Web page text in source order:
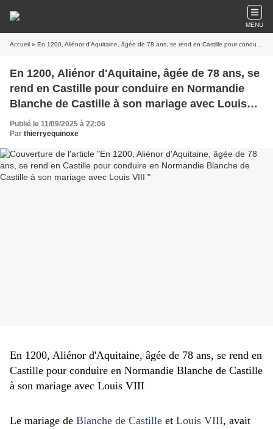
MENU
Accueil » En 1200, Aliénor d'Aquitaine, âgée de 78 ans, se rend en Castille pour conduire en Normandie Blanche de Castille à son mariage avec Louis VIII
En 1200, Aliénor d'Aquitaine, âgée de 78 ans, se
rend en Castille pour conduire en Normandie
Blanche de Castille à son mariage avec Louis
VIII
Publié le 11/09/2025 à 22:06
Par thierryequinoxe
En 1200, Aliénor d'Aquitaine, âgée de 78 ans, se rend en
Castille pour conduire en Normandie Blanche de Castille
à son mariage avec Louis VIII
Le mariage de Blanche de Castille et Louis VIII, avait